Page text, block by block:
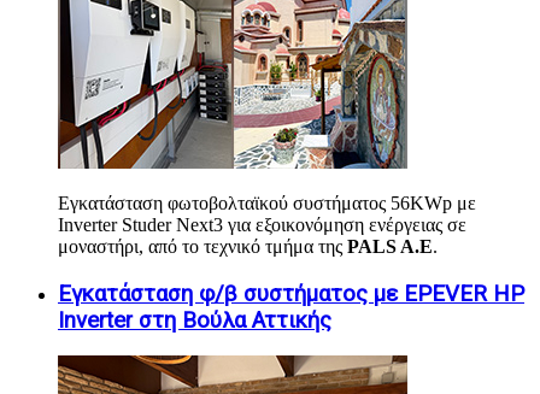
Εγκατάσταση φωτοβολταϊκού συστήματος 56KWp με
Inverter Studer Next3 για εξοικονόμηση ενέργειας σε
μοναστήρι, από το τεχνικό τμήμα της PALS A.E.
Εγκατάσταση φ/β συστήματος με EPEVER HP
Inverter στη Βούλα Αττικής